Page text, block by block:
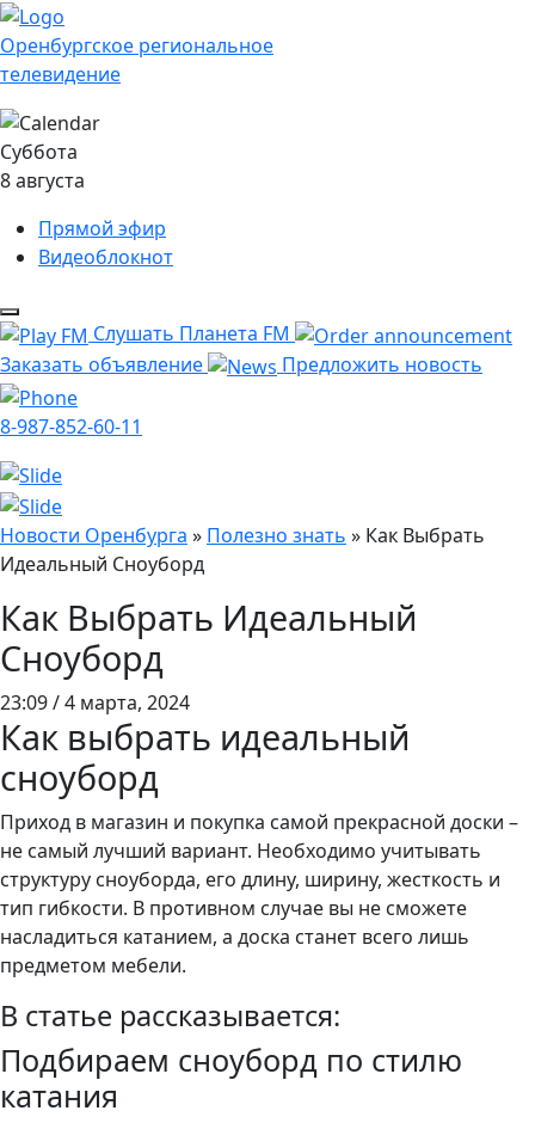
Оренбургское региональное
телевидение
Суббота
8 августа
Прямой эфир
Видеоблокнот
Слушать Планета FM
Заказать объявление
Предложить новость
8-987-852-60-11
Новости Оренбурга » Полезно знать » Как Выбрать
Идеальный Сноуборд
Как Выбрать Идеальный
Сноуборд
23:09 / 4 марта, 2024
Как выбрать идеальный
сноуборд
Приход в магазин и покупка самой прекрасной доски –
не самый лучший вариант. Необходимо учитывать
структуру сноуборда, его длину, ширину, жесткость и
тип гибкости. В противном случае вы не сможете
насладиться катанием, а доска станет всего лишь
предметом мебели.
В статье рассказывается:
Подбираем сноуборд по стилю
катания